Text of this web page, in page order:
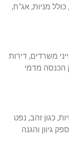
מניות, אג"ח,
משרדים, דירות
הכנסה מדמי
כגון זהב, נפט
גיוון והגנה